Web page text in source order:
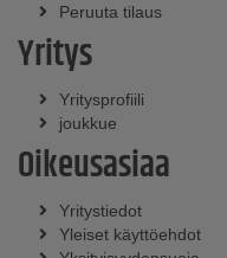
Peruuta tilaus
Yritys
Yritysprofiili
joukkue
Oikeusasiaa
Yritystiedot
Yleiset käyttöehdot